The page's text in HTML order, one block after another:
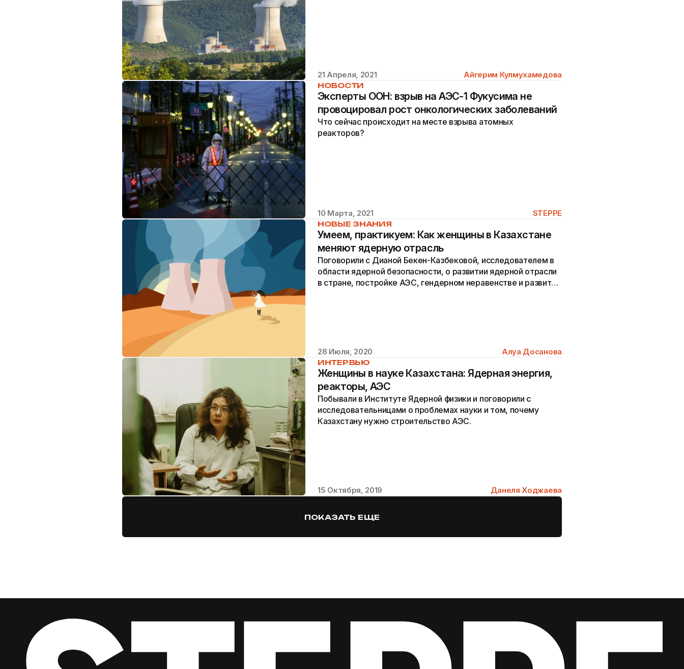
21 Апреля, 2021 Айгерим Кулмухамедова
НОВОСТИ
Эксперты ООН: взрыв на АЭС-1 Фукусима не
провоцировал рост онкологических заболеваний
Что сейчас происходит на месте взрыва атомных
реакторов?
10 Марта, 2021 STEPPE
НОВЫЕ ЗНАНИЯ
Умеем, практикуем: Как женщины в Казахстане
меняют ядерную отрасль
Поговорили с Дианой Бекен-Казбековой, исследователем в
области ядерной безопасности, о развитии ядерной отрасли
в стране, постройке АЭС, гендерном неравенстве и развитии
28 Июля, 2020 Алуа Досанова
ИНТЕРВЬЮ
Женщины в науке Казахстана: Ядерная энергия,
реакторы, АЭС
Побывали в Институте Ядерной физики и поговорили с
исследовательницами о проблемах науки и том, почему
Казахстану нужно строительство АЭС.
15 Октября, 2019 Данеля Ходжаева
ПОКАЗАТЬ ЕЩЕ